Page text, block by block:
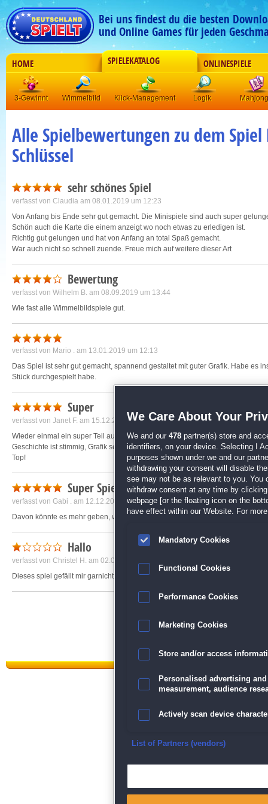
Bei uns findest du die besten
und Online Games für jeden
HOME SPIELEKATALOG ONLINESPIELE
3-Gewinnt Wimmelbild Klick-Management Logik Mahjong
Alle Spielbewertungen zu dem Spiel
Schlüssel
sehr schönes Spiel
verfasst von Claudia am 08.01.2019 um 12:23
Von Anfang bis Ende sehr gut gemacht. Die Minispiele sind auch super
Schön auch die Karte die einem anzeigt wo noch etwas zu erledigen ist.
Richtig gut gelungen und hat von Anfang an total Spaß gemacht.
War auch nicht so schnell zuende. Freue mich auf weitere dieser Art
Bewertung
verfasst von Wilhelm B. am 08.09.2019 um 13:44
Wie fast alle Wimmelbildspiele gut.
verfasst von Mario . am 13.01.2019 um 12:13
Das Spiel ist sehr gut gemacht, spannend gestaltet mit guter Grafik. Habe es
Stück durchgespielt habe.
Super
verfasst von Janet F. am 15.12.2018 um 12:50
Wieder einmal ein super Teil aus der Reihe! Genauso spannend wie die
Geschichte ist stimmig, Grafik sehr gut. "Tipp" und "Lösen" laden sich schnell
Top!
Super Spiel
verfasst von Gabi . am 12.12.2018 um 16:14
Davon könnte es mehr geben, wenn der Spieler verstanden hat um was es
Hallo
verfasst von Christel H. am 02.01.2019 um 21:04
Dieses spiel gefällt mir garnicht,ich möchte spielen und nicht stundenlang
Datenschutz| AGB|Impressum
We Care About Your
We and our 478 partner(s) store and
identifiers, on your device. Selecting I
purposes shown under we and our
withdrawing your consent will disable
see may not be as relevant to you. You
withdraw consent at any time by
webpage [or the floating icon on the
have effect within our Website. For
Mandatory Cookies
Functional Cookies
Performance Cookies
Marketing Cookies
Store and/or access
Personalised advertising
measurement, audience
Actively scan device
Ensure security, prevent
List of Partners (vendors)